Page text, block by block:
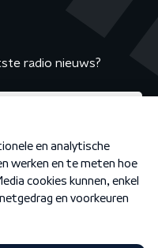
radio nieuws?